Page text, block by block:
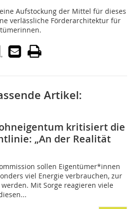
Aufstockung der Mittel für dieses
verlässliche Förderarchitektur für
Artikel:
kritisiert die
„An der Realität
sollen Eigentümer*innen
viel Energie verbrauchen, zur
Mit Sorge reagieren viele